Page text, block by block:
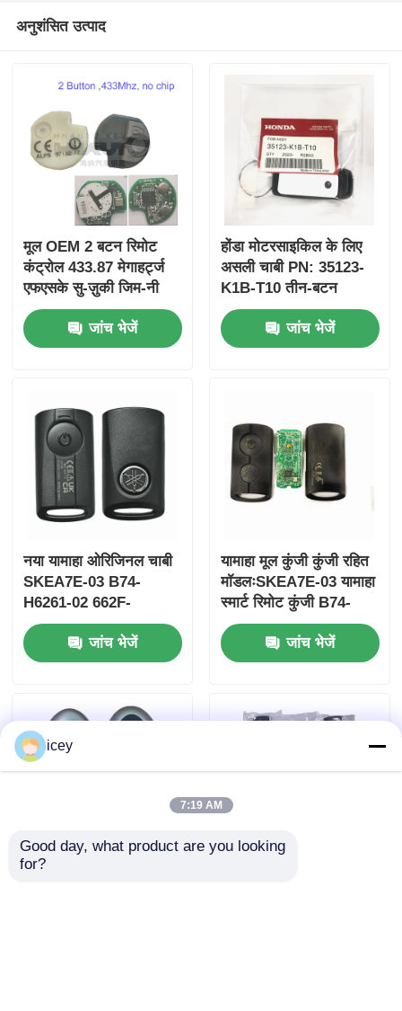
अनुशंसित उत्पाद
मूल OEM 2 बटन रिमोट
कंट्रोल 433.87 मेगाहर्ट्ज
एफएसके सु-ज़ुकी जिम-नी
2005-2017 के लिए बिना
चिप 37182-ए 7 के लिए
केवल थोक MOQ 50 पीसी
जांच भेजें
होंडा मोटरसाइकिल के लिए
असली चाबी PN: 35123-
K1B-T10 तीन-बटन
FSK433.92MHz
ID47chip रिमोट कार की
जांच भेजें
नया यामाहा ओरिजिनल चाबी
SKEA7E-03 B74-
H6261-02 662F-
SKEA7D03
जांच भेजें
यामाहा मूल कुंजी कुंजी रहित
मॉडलःSKEA7E-03 यामाहा
स्मार्ट रिमोट कुंजी B74-
H6261-02/662F-
SKEA7D03 के लिए
जांच भेजें
icey
7:19 AM
Good day, what product are you looking
for?